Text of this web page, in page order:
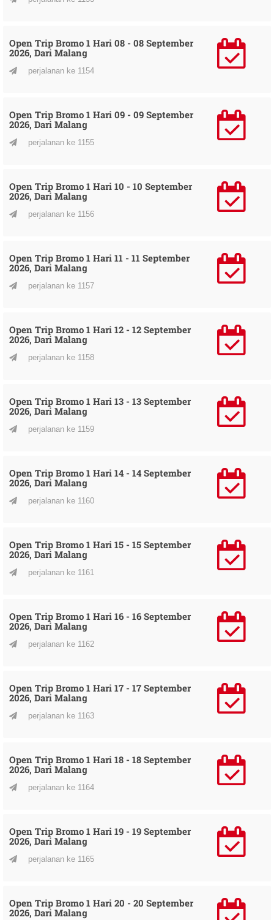
Open Trip Bromo 1 Hari 08 - 08 September
2026, Dari Malang
perjalanan ke 1154
Open Trip Bromo 1 Hari 09 - 09 September
2026, Dari Malang
perjalanan ke 1155
Open Trip Bromo 1 Hari 10 - 10 September
2026, Dari Malang
perjalanan ke 1156
Open Trip Bromo 1 Hari 11 - 11 September
2026, Dari Malang
perjalanan ke 1157
Open Trip Bromo 1 Hari 12 - 12 September
2026, Dari Malang
perjalanan ke 1158
Open Trip Bromo 1 Hari 13 - 13 September
2026, Dari Malang
perjalanan ke 1159
Open Trip Bromo 1 Hari 14 - 14 September
2026, Dari Malang
perjalanan ke 1160
Open Trip Bromo 1 Hari 15 - 15 September
2026, Dari Malang
perjalanan ke 1161
Open Trip Bromo 1 Hari 16 - 16 September
2026, Dari Malang
perjalanan ke 1162
Open Trip Bromo 1 Hari 17 - 17 September
2026, Dari Malang
perjalanan ke 1163
Open Trip Bromo 1 Hari 18 - 18 September
2026, Dari Malang
perjalanan ke 1164
Open Trip Bromo 1 Hari 19 - 19 September
2026, Dari Malang
perjalanan ke 1165
Open Trip Bromo 1 Hari 20 - 20 September
2026, Dari Malang